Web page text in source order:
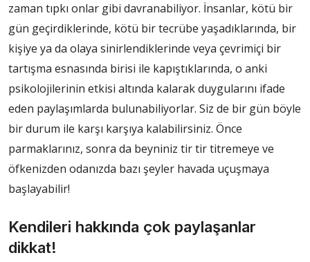
zaman tıpkı onlar gibi davranabiliyor. İnsanlar, kötü bir
gün geçirdiklerinde, kötü bir tecrübe yaşadıklarında, bir
kişiye ya da olaya sinirlendiklerinde veya çevrimiçi bir
tartışma esnasında birisi ile kapıştıklarında, o anki
psikolojilerinin etkisi altında kalarak duygularını ifade
eden paylaşımlarda bulunabiliyorlar. Siz de bir gün böyle
bir durum ile karşı karşıya kalabilirsiniz. Önce
parmaklarınız, sonra da beyniniz tir tir titremeye ve
öfkenizden odanızda bazı şeyler havada uçuşmaya
başlayabilir!
Kendileri hakkında çok paylaşanlar
dikkat!